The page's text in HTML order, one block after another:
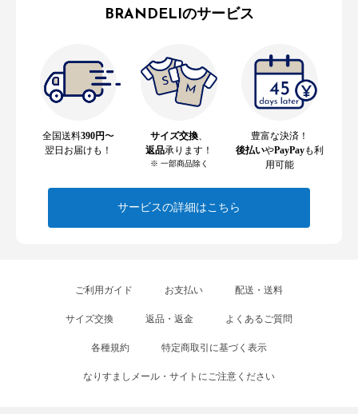
BRANDELIのサービス
全国送料390円〜
翌日お届けも！
サイズ交換
返品承ります！
※ 一部商品除く
豊富な決済！
後払いやPayPayも利
用可能
サービスの詳細はこちら
ご利用ガイド お支払い 配送・送料
サイズ交換 返品・返金 よくあるご質問
各種規約 特定商取引に基づく表示
なりすましメール・サイトにご注意ください